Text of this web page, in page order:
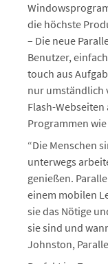
die höchste
– Die neue
Benutzer,
touch aus
nur umständlich
Flash-
Programmen
“Die Menschen
unterwegs
genießen.
einem mobilen
sie das Nötige
sie sind und
Johnston,